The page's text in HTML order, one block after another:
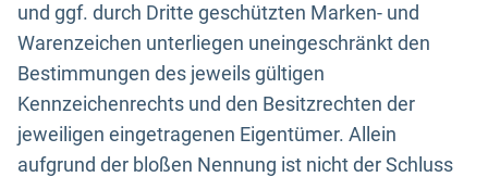
und ggf. durch Dritte geschützten Marken- und
Warenzeichen unterliegen uneingeschränkt den
Bestimmungen des jeweils gültigen
Kennzeichenrechts und den Besitzrechten der
jeweiligen eingetragenen Eigentümer. Allein
aufgrund der bloßen Nennung ist nicht der Schluss